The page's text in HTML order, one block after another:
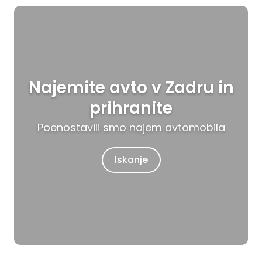
Najemite avto v Zadru in
prihranite
Poenostavili smo najem avtomobila
Iskanje